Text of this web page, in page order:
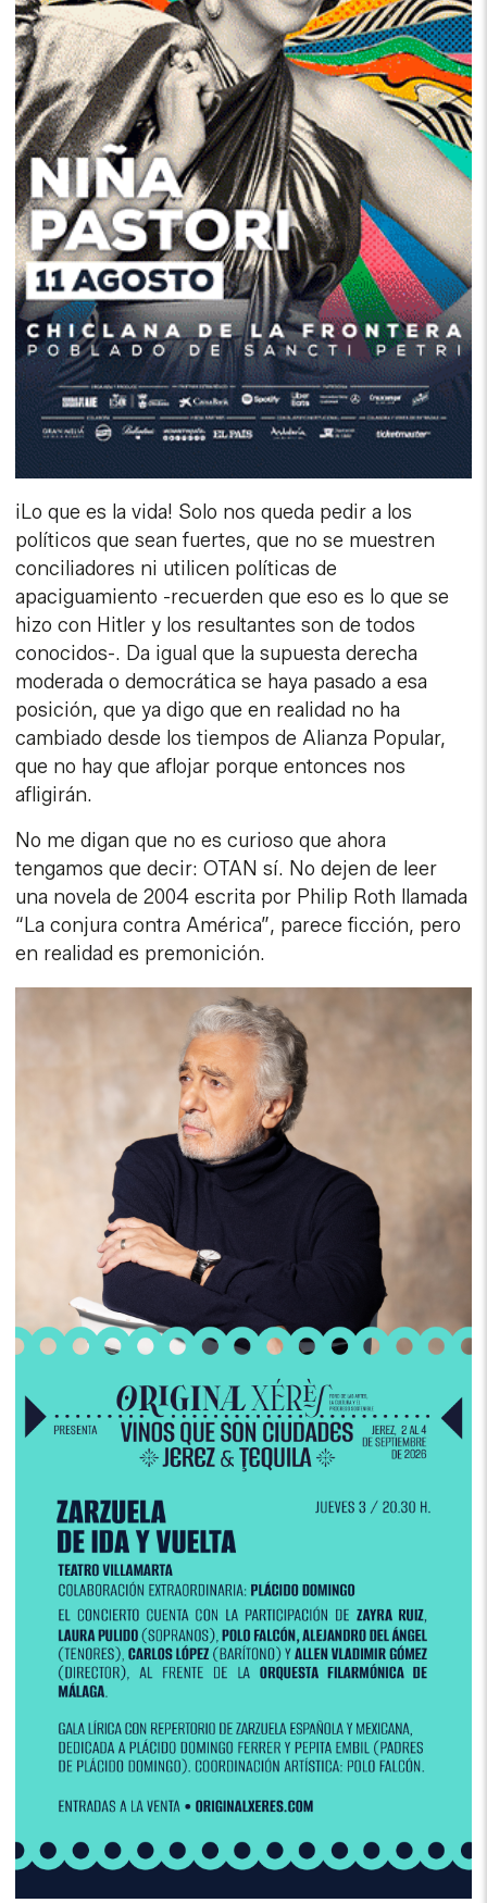
¡Lo que es la vida! Solo nos queda pedir a los
políticos que sean fuertes, que no se muestren
conciliadores ni utilicen políticas de
apaciguamiento -recuerden que eso es lo que se
hizo con Hitler y los resultantes son de todos
conocidos-. Da igual que la supuesta derecha
moderada o democrática se haya pasado a esa
posición, que ya digo que en realidad no ha
cambiado desde los tiempos de Alianza Popular,
que no hay que aflojar porque entonces nos
afligirán.
No me digan que no es curioso que ahora
tengamos que decir: OTAN sí. No dejen de leer
una novela de 2004 escrita por Philip Roth llamada
“La conjura contra América”, parece ficción, pero
en realidad es premonición.